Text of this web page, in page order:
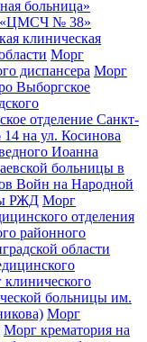
больница»
№ 38»
клиническая
Морг
диспансера Морг
Выборгское
отделение Санкт-
на ул. Косинова
Иоанна
больницы в
Войн на Народной
РЖД Морг
отделения
районного
области
больницы им.
Морг
Морг крематория на